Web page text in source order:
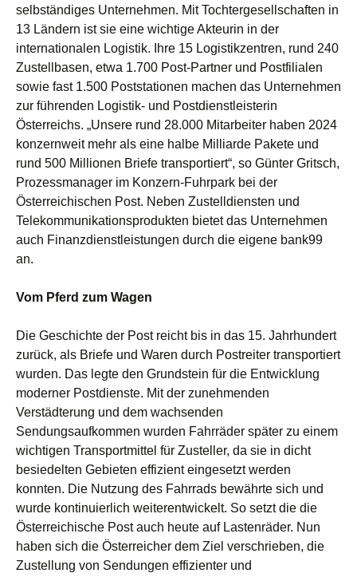
selbständiges Unternehmen. Mit Tochtergesellschaften in
13 Ländern ist sie eine wichtige Akteurin in der
internationalen Logistik. Ihre 15 Logistikzentren, rund 240
Zustellbasen, etwa 1.700 Post-Partner und Postfilialen
sowie fast 1.500 Poststationen machen das Unternehmen
zur führenden Logistik- und Postdienstleisterin
Österreichs. „Unsere rund 28.000 Mitarbeiter haben 2024
konzernweit mehr als eine halbe Milliarde Pakete und
rund 500 Millionen Briefe transportiert“, so Günter Gritsch,
Prozessmanager im Konzern-Fuhrpark bei der
Österreichischen Post. Neben Zustelldiensten und
Telekommunikationsprodukten bietet das Unternehmen
auch Finanzdienstleistungen durch die eigene bank99
an.
Vom Pferd zum Wagen
Die Geschichte der Post reicht bis in das 15. Jahrhundert
zurück, als Briefe und Waren durch Postreiter transportiert
wurden. Das legte den Grundstein für die Entwicklung
moderner Postdienste. Mit der zunehmenden
Verstädterung und dem wachsenden
Sendungsaufkommen wurden Fahrräder später zu einem
wichtigen Transportmittel für Zusteller, da sie in dicht
besiedelten Gebieten effizient eingesetzt werden
konnten. Die Nutzung des Fahrrads bewährte sich und
wurde kontinuierlich weiterentwickelt. So setzt die die
Österreichische Post auch heute auf Lastenräder. Nun
haben sich die Österreicher dem Ziel verschrieben, die
Zustellung von Sendungen effizienter und